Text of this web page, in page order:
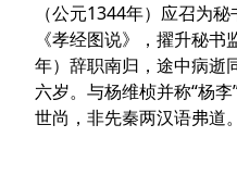
（公元1344年）应召为
《孝经图说》，擢升秘
年）辞职南归，途中病逝
六岁。与杨维桢并称“杨
世尚，非先秦两汉语弗道